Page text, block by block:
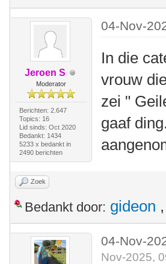
Jeroen S
Moderator
Berichten: 2.647
Topics: 16
Lid sinds: Oct 2020
Bedankt: 1434
5233 x bedankt in
2490 berichten
04-Nov-
In die
vrouw
zei "
gaaf
Zoek
Bedankt door: gideon ,
04-Nov-
Nov-2025,